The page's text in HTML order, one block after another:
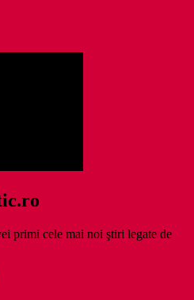
primi cele mai noi ştiri legate de